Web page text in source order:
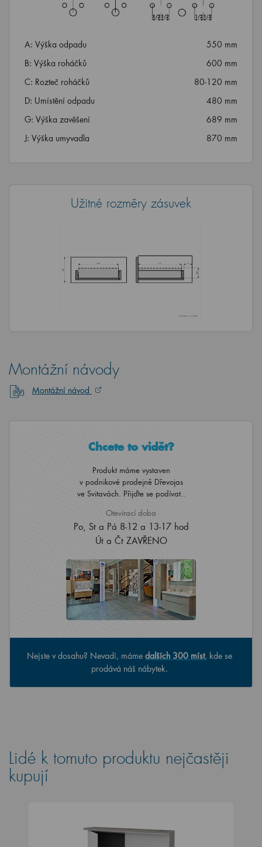
A: Výška odpadu
550 mm
B: Výška roháčků
600 mm
C: Rozteč roháčků
80-120 mm
D: Umístění odpadu
480 mm
G: Výška zavěšení
689 mm
J: Výška umyvadla
870 mm
Užitné rozměry zásuvek
Montážní návody
Montážní návod
Chcete to vidět?
Produkt máme vystaven
v podnikové prodejně Dřevojas
ve Svitavách. Přijďte se podívat..
Otevírací doba
Po, St a Pá 8-12 a 13-17 hod
Út a Čt ZAVŘENO
Nejste v dosahu? Nevadí, máme dalších 300 míst, kde se
prodává náš nábytek.
Lidé k tomuto produktu nejčastěji
kupují